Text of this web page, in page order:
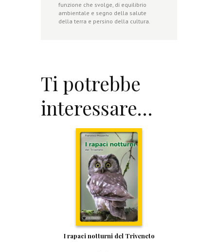
funzione che svolge, di equilibrio
ambientale e segno della salute
della terra e persino della cultura.
Ti potrebbe
interessare…
I rapaci notturni del Triveneto